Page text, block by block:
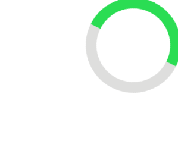
Loading...